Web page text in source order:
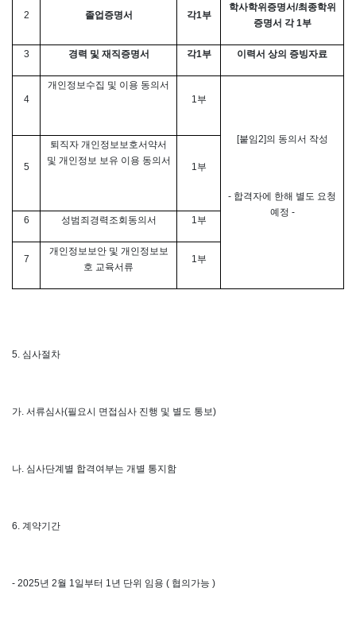
2 졸업증명서 각1부
학사학위증명서/최종학위
증명서 각1부
3 경력 및 재직증명서 각1부 이력서 상의 증빙자료
4
개인정보수집 및 이용 동의서
1 부
[붙임2]의 동의서 작성
- 합격자에 한해 별도 요청
예정 -
5
퇴직자 개인정보보호서약서
및 개인정보 보유 이용 동의서
1 부
6 성범죄경력조회동의서 1 부
7
개인정보보안 및 개인정보보
호 교육서류
1 부
5. 심사절차
가 서류심사(필요시 면접심사 진행 및 별도 통보)
나 심사단계별 합격여부는 개별 통지함
6. 계약기간
- 2025년 2월 1 일부터 1 년 단위 임용 ( 협의가능 )